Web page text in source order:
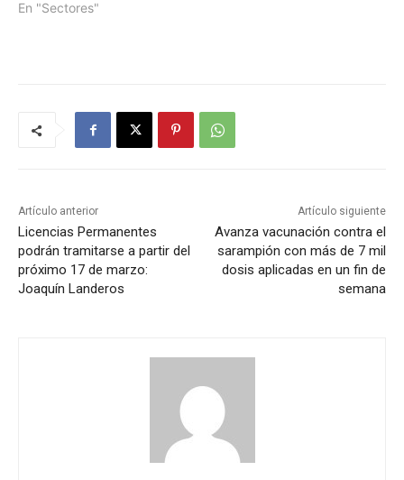
En "Sectores"
Artículo anterior
Licencias Permanentes
podrán tramitarse a partir del
próximo 17 de marzo:
Joaquín Landeros
Artículo siguiente
Avanza vacunación contra el
sarampión con más de 7 mil
dosis aplicadas en un fin de
semana